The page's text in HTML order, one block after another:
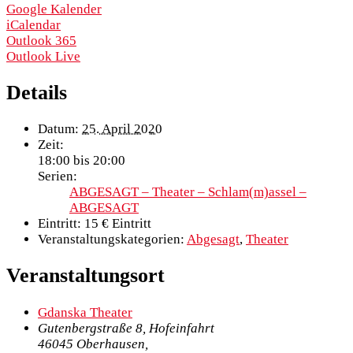
Google Kalender
iCalendar
Outlook 365
Outlook Live
Details
Datum: 25. April 2020
Zeit:
18:00 bis 20:00
Serien:
ABGESAGT – Theater – Schlam(m)assel –
ABGESAGT
Eintritt: 15 € Eintritt
Veranstaltungskategorien: Abgesagt, Theater
Veranstaltungsort
Gdanska Theater
Gutenbergstraße 8, Hofeinfahrt
46045 Oberhausen